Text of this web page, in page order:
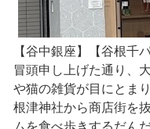
【谷中銀座】【谷根千
冒頭申し上げた通り、
や猫の雑貨が目にとまり
根津神社から商店街を